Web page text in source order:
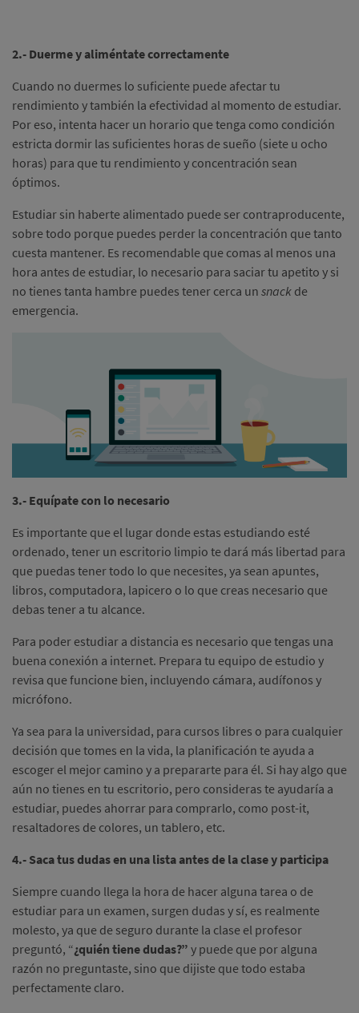
2.- Duerme y aliméntate correctamente
Cuando no duermes lo suficiente puede afectar tu
rendimiento y también la efectividad al momento de estudiar.
Por eso, intenta hacer un horario que tenga como condición
estricta dormir las suficientes horas de sueño (siete u ocho
horas) para que tu rendimiento y concentración sean
óptimos.
Estudiar sin haberte alimentado puede ser contraproducente,
sobre todo porque puedes perder la concentración que tanto
cuesta mantener. Es recomendable que comas al menos una
hora antes de estudiar, lo necesario para saciar tu apetito y si
no tienes tanta hambre puedes tener cerca un snack de
emergencia.
3.- Equípate con lo necesario
Es importante que el lugar donde estas estudiando esté
ordenado, tener un escritorio limpio te dará más libertad para
que puedas tener todo lo que necesites, ya sean apuntes,
libros, computadora, lapicero o lo que creas necesario que
debas tener a tu alcance.
Para poder estudiar a distancia es necesario que tengas una
buena conexión a internet. Prepara tu equipo de estudio y
revisa que funcione bien, incluyendo cámara, audífonos y
micrófono.
Ya sea para la universidad, para cursos libres o para cualquier
decisión que tomes en la vida, la planificación te ayuda a
escoger el mejor camino y a prepararte para él. Si hay algo que
aún no tienes en tu escritorio, pero consideras te ayudaría a
estudiar, puedes ahorrar para comprarlo, como post-it,
resaltadores de colores, un tablero, etc.
4.- Saca tus dudas en una lista antes de la clase y participa
Siempre cuando llega la hora de hacer alguna tarea o de
estudiar para un examen, surgen dudas y sí, es realmente
molesto, ya que de seguro durante la clase el profesor
preguntó, “¿quién tiene dudas?” y puede que por alguna
razón no preguntaste, sino que dijiste que todo estaba
perfectamente claro.